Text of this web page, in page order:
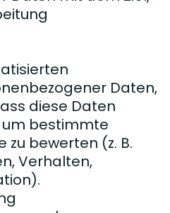
Daten,
diese Daten
bestimmte
zu bewerten (z. B.
Verhalten,